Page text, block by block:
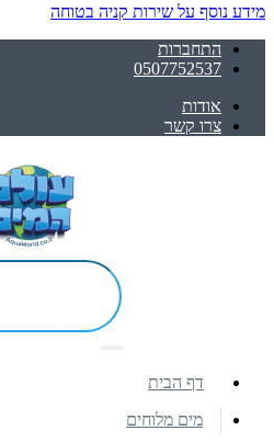
מידע נוסף על שירות קניה בטוחה
התחברות
0507752537
אודות
צרו קשר
דף הבית
מים מלוחים